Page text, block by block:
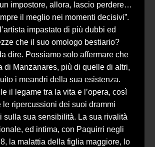
impostore, allora, lascio perdere…
il meglio nei momenti decisivi”.
impastato di più dubbi ed
che il suo omologo bestiario?
dire. Possiamo solo affermare che
di Manzanares, più di quelle di altri,
i meandri della sua esistenza.
il legame tra la vita e l’opera, così
le ripercussioni dei suoi drammi
sulla sua sensibilità. La sua rivalità
ed intima, con Paquirri negli
la malattia della figlia maggiore, lo